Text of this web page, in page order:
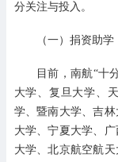
分关注与投入。
（一）捐资助学
目前，南航“十分
大学、复旦大学、
学、暨南大学、吉
大学、宁夏大学、
大学、北京航空航